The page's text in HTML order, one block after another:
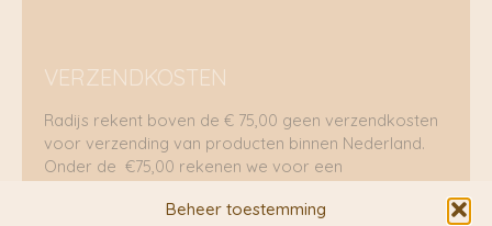
Beheer toestemming
VERZENDKOSTEN
Radijs rekent boven de € 75,00 geen verzendkosten
voor verzending van producten binnen Nederland.
Onder de €75,00 rekenen we voor een